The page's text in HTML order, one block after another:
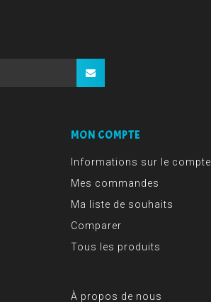
MON COMPTE
Informations sur le compte
Mes commandes
Ma liste de souhaits
Comparer
Tous les produits
À propos de nous